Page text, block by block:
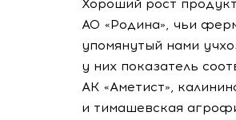
Хороший рост
АО «Родина», чьи
упомянутый нами
у них показатель
АК «Аметист»,
и тимашевская